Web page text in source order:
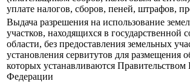
уплате налогов, сборов, пеней, штрафов,
Выдача разрешения на использование
участков, находящихся в государственной
области, без предоставления земельных
установления сервитутов для размещения
которых устанавливаются Правительством
Федерации